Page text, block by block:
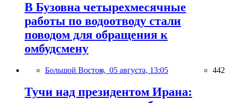
В Бузовна четырехмесячные
работы по водоотводу стали
поводом для обращения к
омбудсмену
Большой Восток, 05 августа, 13:05 442
Тучи над президентом Ирана: